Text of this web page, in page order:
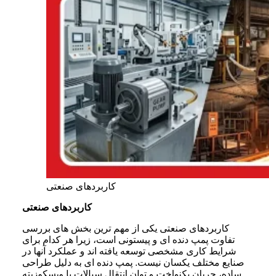
کاربردهای صنعتی
کاربردهای صنعتی
کاربردهای صنعتی یکی از مهم ترین بخش های بررسی
تفاوت پمپ دنده ای و پیستونی است، زیرا هر کدام برای
شرایط کاری مشخصی توسعه یافته اند و عملکرد آنها در
صنایع مختلف یکسان نیست. پمپ دنده ای به دلیل طراحی
ساده، جریان یکنواخت و توان انتقال سیالات با ویسکوزیته